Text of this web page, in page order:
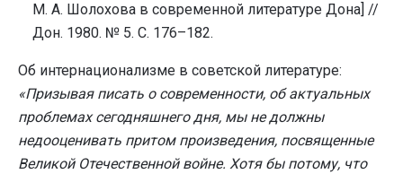
М. А. Шолохова в современной литературе Дона] //
Дон. 1980. № 5. С. 176–182.
Об интернационализме в советской литературе:
«Призывая писать о современности, об актуальных
проблемах сегодняшнего дня, мы не должны
недооценивать притом произведения, посвященные
Великой Отечественной войне. Хотя бы потому, что